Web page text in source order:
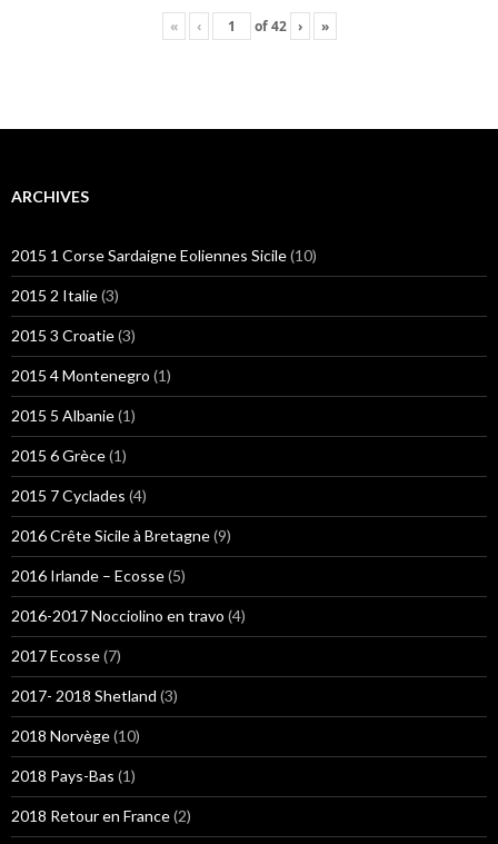
« ‹ of42 › »
ARCHIVES
2015 1 Corse Sardaigne Eoliennes Sicile(10)
2015 2 Italie(3)
2015 3 Croatie(3)
2015 4 Montenegro (1)
2015 5 Albanie(1)
2015 6 Grèce(1)
2015 7 Cyclades (4)
2016 Crête Sicile à Bretagne(9)
2016 Irlande – Ecosse(5)
2016-2017 Nocciolino en travo (4)
2017 Ecosse(7)
2017- 2018 Shetland (3)
2018 Norvège(10)
2018 Pays-Bas (1)
2018 Retour en France(2)